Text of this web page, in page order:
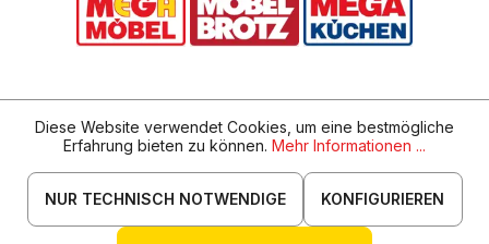
Diese Website verwendet Cookies, um eine bestmögliche
Erfahrung bieten zu können. Mehr Informationen ...
NUR TECHNISCH NOTWENDIGE KONFIGURIEREN